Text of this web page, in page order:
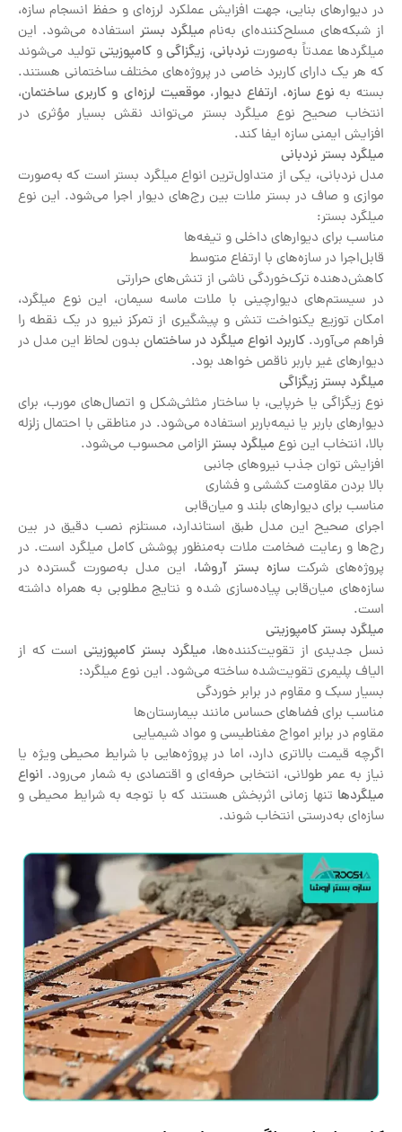
در دیوارهای بنایی، جهت افزایش عملکرد لرزه‌ای و حفظ انسجام سازه،
از شبکه‌های مسلح‌کننده‌ای به‌نام میلگرد بستر استفاده می‌شود. این
میلگردها عمدتاً به‌صورت نردبانی، زیگزاگیو کامپوزیتی تولید می‌شوند
که هر یک دارای کاربرد خاصی در پروژه‌های مختلف ساختمانی هستند.
بسته به نوع سازه، ارتفاع دیوار، موقعیت لرزه‌ای و کاربری ساختمان،
انتخاب صحیح نوع میلگرد بستر می‌تواند نقش بسیار مؤثری در
افزایش ایمنی سازه ایفا کند.
میلگرد بستر نردبانی
مدل نردبانی، یکی از متداول‌ترین انواع میلگرد بستر است که به‌صورت
موازی و صاف در بستر ملات بین رج‌های دیوار اجرا می‌شود. این نوع
میلگرد بستر:
مناسب برای دیوارهای داخلی و تیغه‌ها
قابل‌اجرا در سازه‌های با ارتفاع متوسط
کاهش‌دهنده ترک‌خوردگی ناشی از تنش‌های حرارتی
در سیستم‌های دیوارچینی با ملات ماسه سیمان، این نوع میلگرد،
امکان توزیع یکنواخت تنش و پیشگیری از تمرکز نیرو در یک نقطه را
فراهم می‌آورد. کاربرد انواع میلگرد در ساختمان بدون لحاظ این مدل در
دیوارهای غیر باربر ناقص خواهد بود.
میلگرد بستر زیگزاگی
نوع زیگزاگی یا خرپایی، با ساختار مثلثی‌شکل و اتصال‌های مورب، برای
دیوارهای باربر یا نیمه‌باربر استفاده می‌شود. در مناطقی با احتمال زلزله
بالا، انتخاب این نوع میلگرد بستر الزامی محسوب می‌شود.
افزایش توان جذب نیروهای جانبی
بالا بردن مقاومت کششی و فشاری
مناسب برای دیوارهای بلند و میان‌قابی
اجرای صحیح این مدل طبق استاندارد، مستلزم نصب دقیق در بین
رج‌ها و رعایت ضخامت ملات به‌منظور پوشش کامل میلگرد است. در
پروژه‌های شرکتسازه بستر آروشا، این مدل به‌صورت گسترده در
سازه‌های میان‌قابی پیاده‌سازی شده و نتایج مطلوبی به همراه داشته
است.
میلگرد بستر کامپوزیتی
نسل جدیدی از تقویت‌کننده‌ها، میلگرد بستر کامپوزیتی است که از
الیاف پلیمری تقویت‌شده ساخته می‌شود. این نوع میلگرد:
بسیار سبک و مقاوم در برابر خوردگی
مناسب برای فضاهای حساس مانند بیمارستان‌ها
مقاوم در برابر امواج مغناطیسی و مواد شیمیایی
اگرچه قیمت بالاتری دارد، اما در پروژه‌هایی با شرایط محیطی ویژه یا
نیاز به عمر طولانی، انتخابی حرفه‌ای و اقتصادی به شمار می‌رود. انواع
میلگردها تنها زمانی اثربخش هستند که با توجه به شرایط محیطی و
سازه‌ای به‌درستی انتخاب شوند.